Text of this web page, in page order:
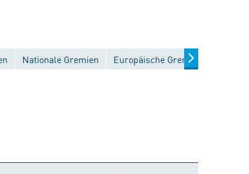
Nationale Gremien Europäische Gremien